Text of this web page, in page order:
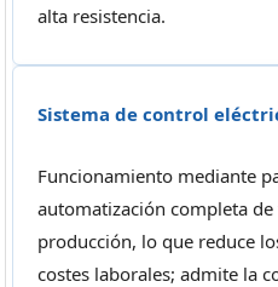
alta resistencia.
Sistema de control
Funcionamiento mediante
automatización completa
producción, lo que reduce
costes laborales; admite la